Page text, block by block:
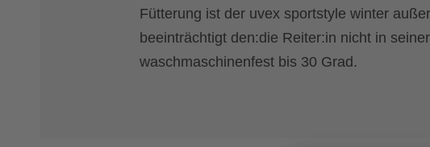
Fütterung ist der uvex sportstyle winter
beeinträchtigt den:die Reiter:in nicht in
waschmaschinenfest bis 30 Grad.